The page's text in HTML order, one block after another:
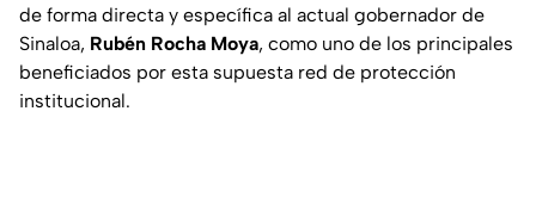
de forma directa y específica al actual gobernador de
Sinaloa, Rubén Rocha Moya, como uno de los principales
beneficiados por esta supuesta red de protección
institucional.